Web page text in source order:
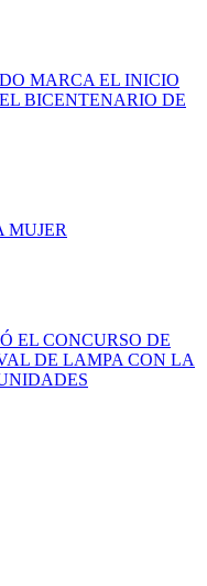
MARCA EL INICIO
BICENTENARIO DE
MUJER
EL CONCURSO DE
DE LAMPA CON LA